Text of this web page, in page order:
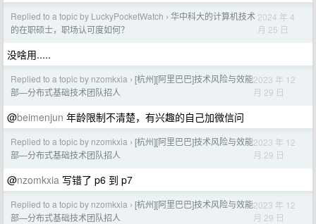
Replied to a topic by LuckyPocketWatch › 华中科大的计算机技术
的在职硕士，职场认可度如何？
2024 年 4
月 25 日
没啥用.....
Replied to a topic by nzomkxia › [杭州][阿里巴巴]技术风险与效能
部—分布式基础技术团队招人
2023 年 12
月 29 日
@beimenjun 年龄限制不清楚，有兴趣的自己加微信问
Replied to a topic by nzomkxia › [杭州][阿里巴巴]技术风险与效能
部—分布式基础技术团队招人
2023 年 12
月 29 日
@nzomkxia 写错了 p6 到 p7
Replied to a topic by nzomkxia › [杭州][阿里巴巴]技术风险与效能
部—分布式基础技术团队招人
2023 年 12
月 29 日